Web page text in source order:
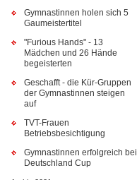
Gymnastinnen holen sich 5
Gaumeistertitel
"Furious Hands" - 13
Mädchen und 26 Hände
begeisterten
Geschafft - die Kür-Gruppen
der Gymnastinnen steigen
auf
TVT-Frauen
Betriebsbesichtigung
Gymnastinnen erfolgreich bei
Deutschland Cup